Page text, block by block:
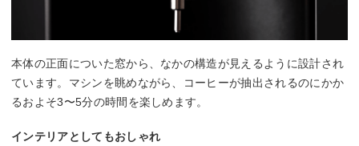
本体の正面についた窓から、なかの構造が見えるように設計され
ています。マシンを眺めながら、コーヒーが抽出されるのにかか
るおよそ3〜5分の時間を楽しめます。
インテリアとしてもおしゃれ